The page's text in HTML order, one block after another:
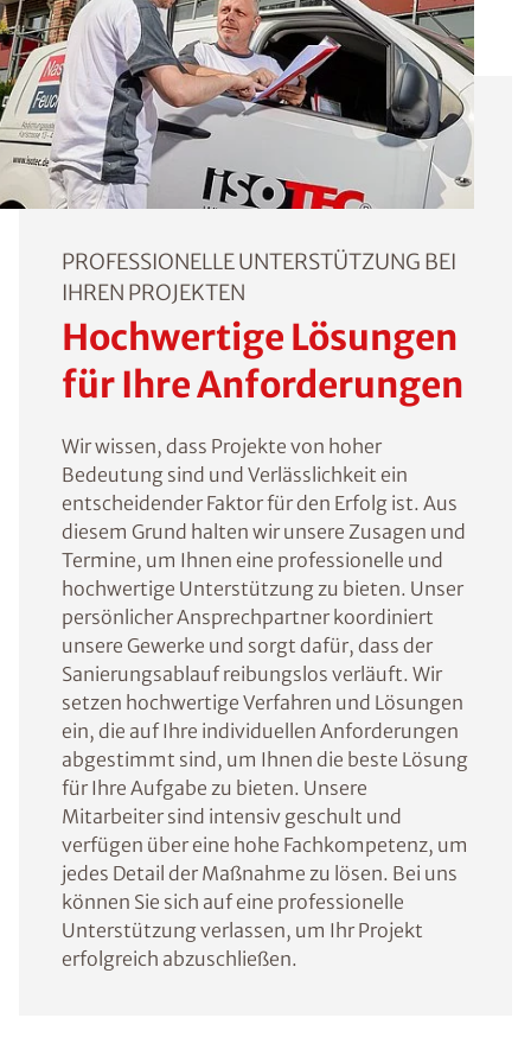
PROFESSIONELLE UNTERSTÜTZUNG BEI
IHREN PROJEKTEN
Hochwertige Lösungen
für Ihre Anforderungen
Wir wissen, dass Projekte von hoher
Bedeutung sind und Verlässlichkeit ein
entscheidender Faktor für den Erfolg ist. Aus
diesem Grund halten wir unsere Zusagen und
Termine, um Ihnen eine professionelle und
hochwertige Unterstützung zu bieten. Unser
persönlicher Ansprechpartner koordiniert
unsere Gewerke und sorgt dafür, dass der
Sanierungsablauf reibungslos verläuft. Wir
setzen hochwertige Verfahren und Lösungen
ein, die auf Ihre individuellen Anforderungen
abgestimmt sind, um Ihnen die beste Lösung
für Ihre Aufgabe zu bieten. Unsere
Mitarbeiter sind intensiv geschult und
verfügen über eine hohe Fachkompetenz, um
jedes Detail der Maßnahme zu lösen. Bei uns
können Sie sich auf eine professionelle
Unterstützung verlassen, um Ihr Projekt
erfolgreich abzuschließen.